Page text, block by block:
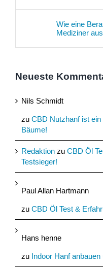
Wie eine
Mediziner
Neueste
Nils Schmidt
zu CBD Nutzhanf ist
Bäume!
Redaktion zu CBD Öl
Testsieger!
Paul Allan Hartmann
zu CBD Öl Test &
Hans henne
zu Indoor Hanf